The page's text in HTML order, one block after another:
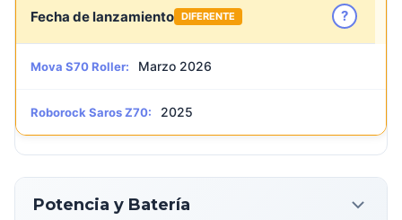
Fecha de lanzamiento DIFERENTE ?
Mova S70 Roller: Marzo 2026
Roborock Saros Z70: 2025
Potencia y Batería